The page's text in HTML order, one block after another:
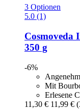
3 Optionen
5.0 (1)
Cosmoveda
350 g
-6%
Mit
Erlesene
11,30 € 11,99 €